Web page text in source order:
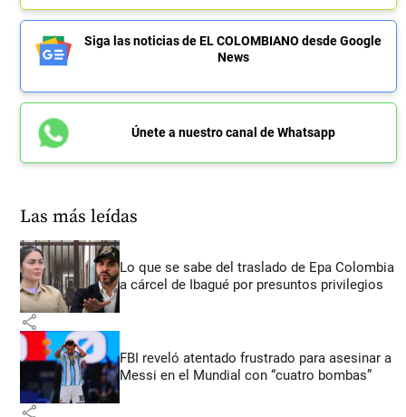
Siga las noticias de EL COLOMBIANO desde Google
News
Únete a nuestro canal de Whatsapp
Las más leídas
Lo que se sabe del traslado de Epa Colombia
a cárcel de Ibagué por presuntos privilegios
share
FBI reveló atentado frustrado para asesinar a
Messi en el Mundial con “cuatro bombas”
share